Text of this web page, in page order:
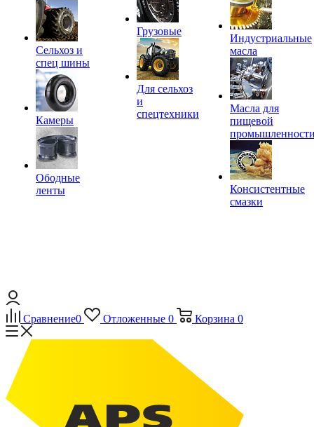
Сельхоз и
спец шины
Камеры
Ободные
ленты
Грузовые
Для сельхоз
и
спецтехники
Индустриальные
масла
Масла для
пищевой
Консистентные
смазки
Сравнение0 Отложенные 0 Корзина 0